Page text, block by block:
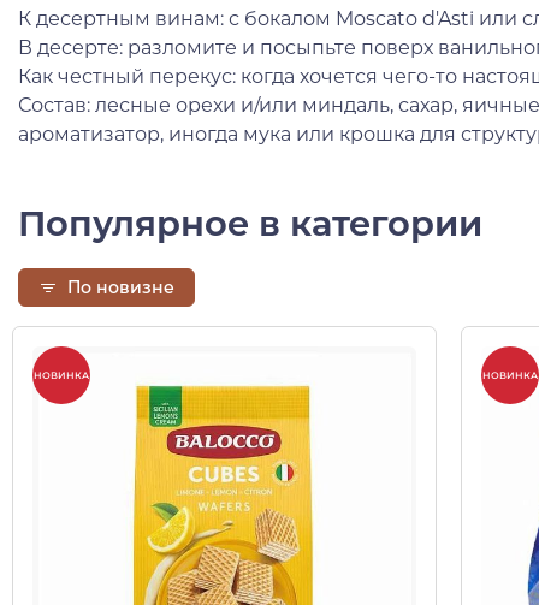
К десертным винам: с бокалом Moscato d'Asti или
В десерте: разломите и посыпьте поверх
Как честный перекус: когда хочется чего-то
Состав: лесные орехи и/или миндаль, сахар,
ароматизатор, иногда мука или крошка для
Популярное в категории
По новизне
НОВИНКА НОВИНКА